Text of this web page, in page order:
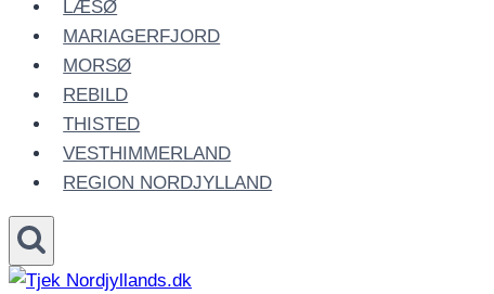
LÆSØ
MARIAGERFJORD
MORSØ
REBILD
THISTED
VESTHIMMERLAND
REGION NORDJYLLAND